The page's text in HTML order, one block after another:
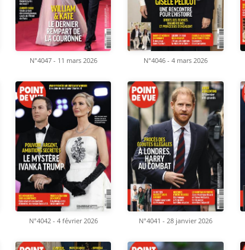
N°4047 - 11 mars 2026 N°4046 - 4 mars 2026
N°4042 - 4 février 2026 N°4041 - 28 janvier 2026